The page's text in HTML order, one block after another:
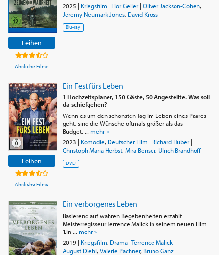
Leihen
Ähnliche Filme
2025 | Kriegsfilm | Lior Geller| Oliver Jackson-Cohen,
Jeremy Neumark Jones, David Kross
Blu-ray
Leihen
Ähnliche Filme
Ein Fest fürs Leben
1 Hochzeitsplaner, 150 Gäste, 50 Angestellte. Was soll
da schiefgehen?
Wenn es um den schönsten Tag im Leben eines Paares
geht, sind die Wünsche oftmals größer als das
Budget. ... mehr »
2023 | Komödie, Deutscher Film | Richard Huber|
Christoph Maria Herbst, Mira Benser, Ulrich Brandhoff
DVD
Ein verborgenes Leben
Basierend auf wahren Begebenheiten erzählt
Meisterregisseur Terrence Malick in seinem neuen Film
'Ein ... mehr »
2019| Kriegsfilm, Drama|Terrence Malick|
August Diehl, Valerie Pachner, Bruno Ganz